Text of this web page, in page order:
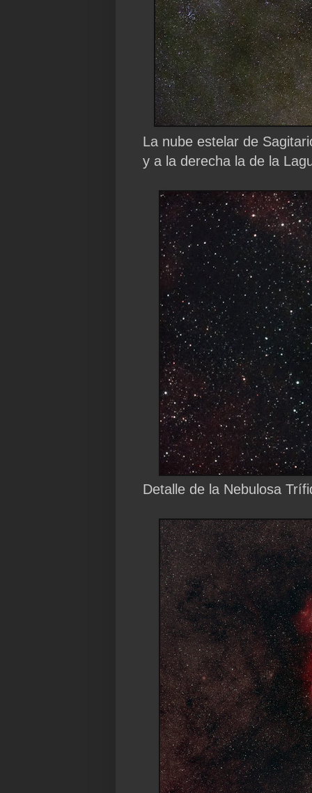
La nube estelar de
y a la derecha la de la
Detalle de la Nebulosa